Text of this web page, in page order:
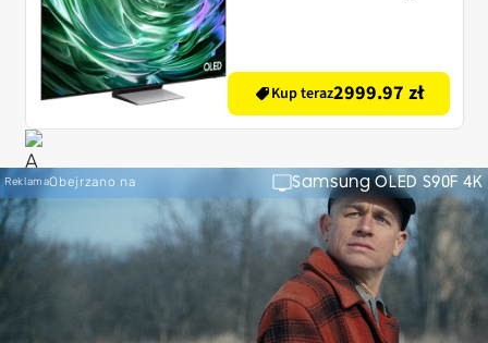
Kup teraz2999.97 zł
Obejrzano na Samsung OLED S90F 4K
Reklama